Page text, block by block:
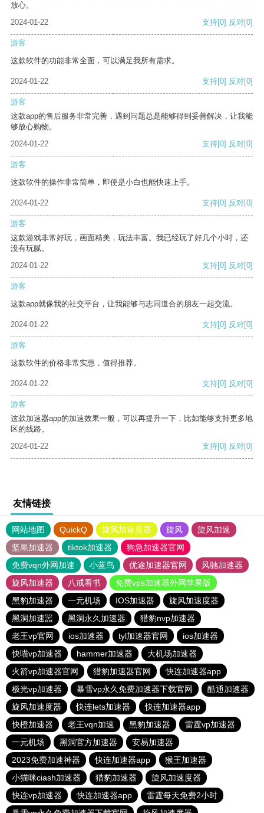
放心。
2024-01-22
支持[0] 反对[0]
游客
这款软件的功能非常全面，可以满足我所有需求。
2024-01-22 支持[0] 反对[0]
游客
这款app的售后服务非常完善，遇到问题总是能够得到妥善解决，让我能
够放心购物。
2024-01-22
支持[0] 反对[0]
游客
这款软件的操作非常简单，即使是小白也能快速上手。
2024-01-22 支持[0] 反对[0]
游客
这款游戏非常好玩，画面精美，玩法丰富。我已经玩了好几个小时，还
没有玩腻。
2024-01-22
支持[0] 反对[0]
游客
这款app就像我的社交平台，让我能够与志同道合的朋友一起交流。
2024-01-22 支持[0] 反对[0]
游客
这款软件的价格非常实惠，值得推荐。
2024-01-22 支持[0] 反对[0]
游客
这款加速器app的加速效果一般，可以再提升一下，比如能够支持更多地
区的线路。
2024-01-22
支持[0] 反对[0]
友情链接
网站地图 QuickQ 旋风加速度器 旋风
旋风加速
坚果加速器
tiktok加速器
狗急加速器官网
免费vqn外网加速
小蓝鸟 优途加速器官网
风驰加速器
旋风加速器
八戒看书
免费vps加速器外网苹果版
黑豹加速器
一元机场 IOS加速器
旋风加速度器
黑洞加速噐
黑洞永久加速器
猎豹nvp加速器
老王vp官网
ios加速器 tyl加速器官网
ios加速器
快喵vp加速器
hammer加速器
大机场加速器
火箭vp加速器官网
猎豹加速器官网
快连加速器app
极光vp加速器
暴雪vp永久免费加速器下载官网
酷通加速器
旋风加速度器
快连lets加速器
快连加速器app
快橙加速器
老王vqn加速 黑豹加速器
雷霆vp加速器
一元机场
黑洞官方加速器
安易加速器
2023免费加速神器
快连加速器app
猴王加速器
小猫咪ciash加速器
猎豹加速器
旋风加速度器
快连vp加速器
快连加速器app
雷霆每天免费2小时